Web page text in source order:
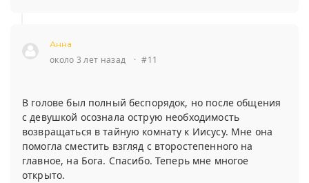
Анна
около 3 лет назад · #11
В голове был полный беспорядок, но после общения
с девушкой осознала острую необходимость
возвращаться в тайную комнату к Иисусу. Мне она
помогла сместить взгляд с второстепенного на
главное, на Бога. Спасибо. Теперь мне многое
открыто.